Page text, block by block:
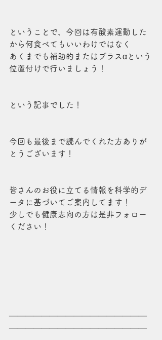
ということで、今回は有酸素運動した
から何食べてもいいわけではなく
あくまでも補助的またはプラスαという
位置付けで行いましょう！
という記事でした！
今回も最後まで読んでくれた方ありが
とうございます！
皆さんのお役に立てる情報を科学的デ
ータに基づいてご案内してます！
少しでも健康志向の方は是非フォロー
ください！